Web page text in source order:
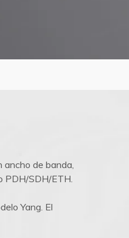
ancho de banda,
PDH/SDH/ETH.
Yang. El